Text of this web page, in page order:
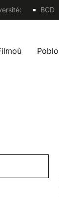
Sites
BCD